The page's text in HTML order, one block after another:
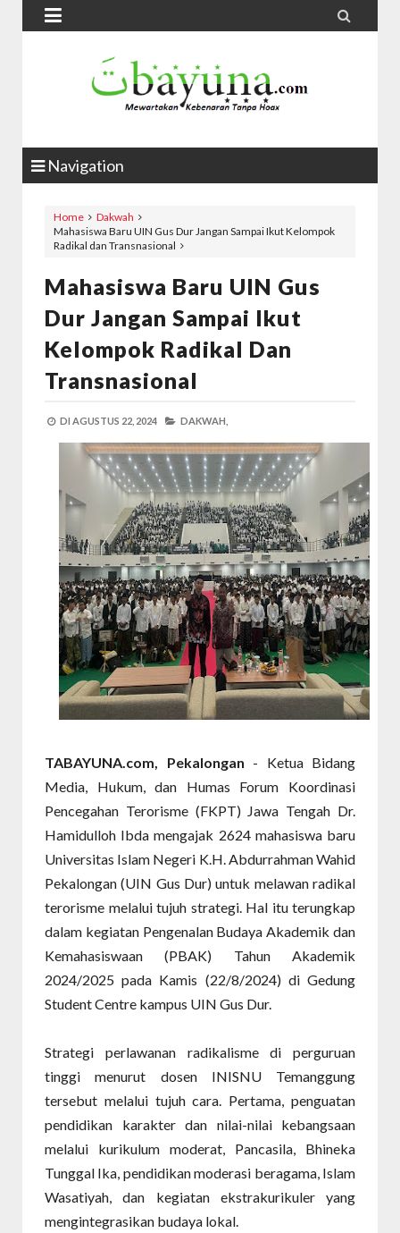
 
Navigation
Home
Dakwah
Mahasiswa Baru UIN Gus Dur Jangan Sampai Ikut Kelompok
Radikal dan Transnasional
Mahasiswa Baru UIN Gus
Dur Jangan Sampai Ikut
Kelompok Radikal Dan
Transnasional
DI AGUSTUS 22, 2024 DAKWAH,
TABAYUNA.com, Pekalongan - Ketua Bidang
Media, Hukum, dan Humas Forum Koordinasi
Pencegahan Terorisme (FKPT) Jawa Tengah Dr.
Hamidulloh Ibda mengajak 2624 mahasiswa baru
Universitas Islam Negeri K.H. Abdurrahman Wahid
Pekalongan (UIN Gus Dur) untuk melawan radikal
terorisme melalui tujuh strategi. Hal itu terungkap
dalam kegiatan Pengenalan Budaya Akademik dan
Kemahasiswaan (PBAK) Tahun Akademik
2024/2025 pada Kamis (22/8/2024) di Gedung
Student Centre kampus UIN Gus Dur.
Strategi perlawanan radikalisme di perguruan
tinggi menurut dosen INISNU Temanggung
tersebut melalui tujuh cara. Pertama, penguatan
pendidikan karakter dan nilai-nilai kebangsaan
melalui kurikulum moderat, Pancasila, Bhineka
Tunggal Ika, pendidikan moderasi beragama, Islam
Wasatiyah, dan kegiatan ekstrakurikuler yang
mengintegrasikan budaya lokal.